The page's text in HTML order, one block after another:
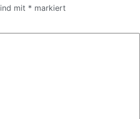
mit * markiert